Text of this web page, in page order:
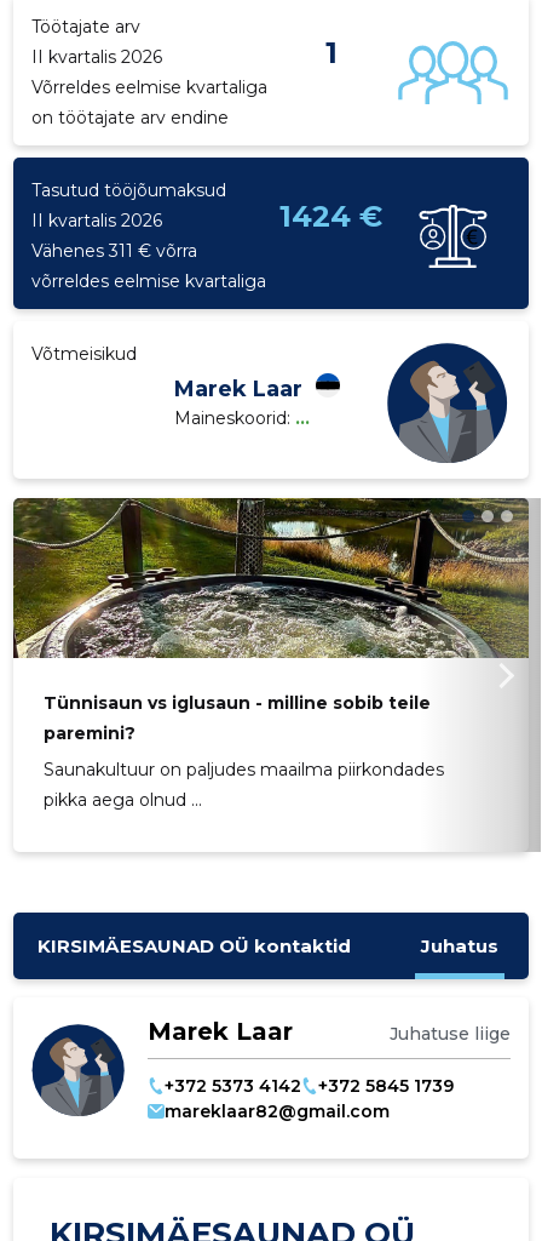
Töötajate arv
II kvartalis 2026
1
Võrreldes eelmise kvartaliga
on töötajate arv endine
Tasutud tööjõumaksud
II kvartalis 2026
1424 €
Vähenes 311 € võrra
võrreldes eelmise kvartaliga
Võtmeisikud
Marek Laar
Maineskoorid: ...
Tünnisaun vs iglusaun - milline sobib teile
paremini?
Saunakultuur on paljudes maailma piirkondades
pikka aega olnud ...
KIRSIMÄESAUNAD OÜ kontaktid Juhatus
Marek Laar Juhatuse liige
+372 5373 4142
+372 5845 1739
mareklaar82@gmail.com